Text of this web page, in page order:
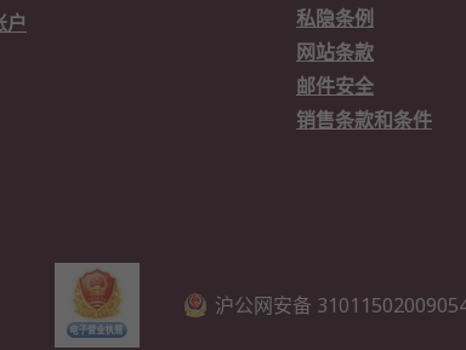
户
私隐条例
网站条款
邮件安全
销售条款和条件
沪公网安备